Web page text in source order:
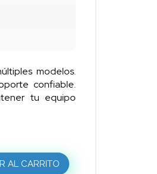
modelos.
confiable.
tu equipo
AL CARRITO